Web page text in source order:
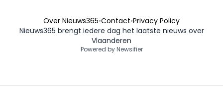
Over Nieuws365•Contact•Privacy Policy
Nieuws365 brengt iedere dag het laatste nieuws over
Vlaanderen
Powered by Newsifier